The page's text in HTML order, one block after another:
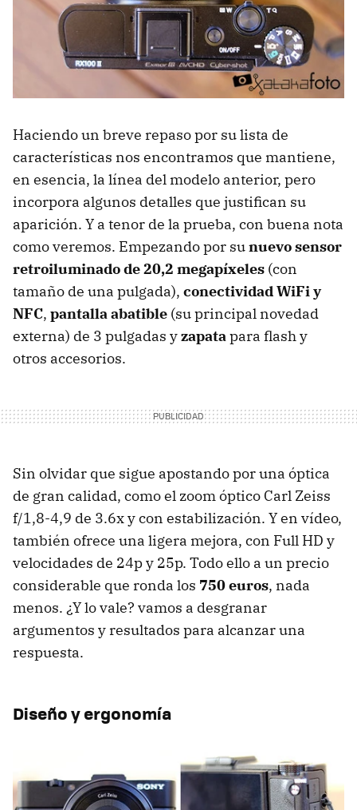
Haciendo un breve repaso por su lista de
características nos encontramos que mantiene,
en esencia, la línea del modelo anterior, pero
incorpora algunos detalles que justifican su
aparición. Y a tenor de la prueba, con buena nota
como veremos. Empezando por sunuevo sensor
retroiluminado de 20,2 megapíxeles (con
tamaño de una pulgada), conectividad WiFi y
NFC, pantalla abatible (su principal novedad
externa) de 3 pulgadas yzapatapara flash y
otros accesorios.
Sin olvidar que sigue apostando por una óptica
de gran calidad, como el zoom óptico Carl Zeiss
f/1,8-4,9 de 3.6x y con estabilización. Y en vídeo,
también ofrece una ligera mejora, con Full HD y
velocidades de 24p y 25p. Todo ello a un precio
considerable que ronda los 750 euros, nada
menos. ¿Y lo vale? vamos a desgranar
argumentos y resultados para alcanzar una
respuesta.
Diseño y ergonomía